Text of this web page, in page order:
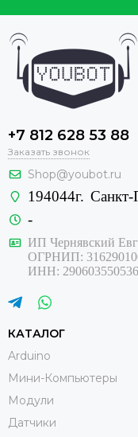
+7 812 628 53 88
Заказать звонок
Shop@youbot.ru
194044г. Санкт-
-
ИП Чернявский
ОГРНИП:
ИНН: 290603550536
КАТАЛОГ
Arduino
Мини-Компьютеры
Модули
Датчики